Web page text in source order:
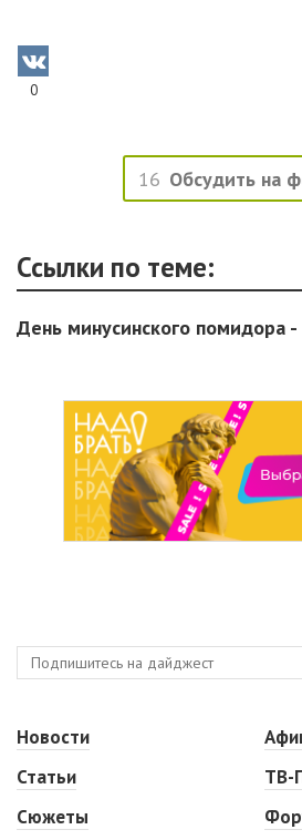
0
16 Обсудить на
Ссылки по теме:
День минусинского помидора
Новости
Статьи
Сюжеты
ТВ-